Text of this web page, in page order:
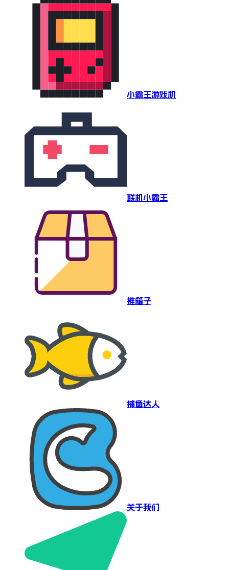
小霸王游戏机
联机小霸王
推箱子
捕鱼达人
关于我们